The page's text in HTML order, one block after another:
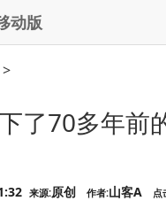
动版
>
了70多年前
来源:原创 作者:山客A 点